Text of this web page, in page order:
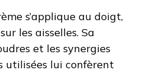
s’applique au doigt,
les aisselles. Sa
et les synergies
utilisées lui confèrent